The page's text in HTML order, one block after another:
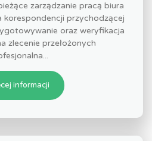
zarządzanie pracą biura
korespondencji przychodzącej
oraz weryfikacja
zlecenie przełożonych
informacji